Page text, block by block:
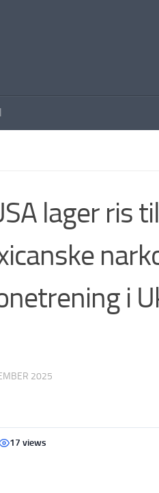
lager ris
i
2025
17 views